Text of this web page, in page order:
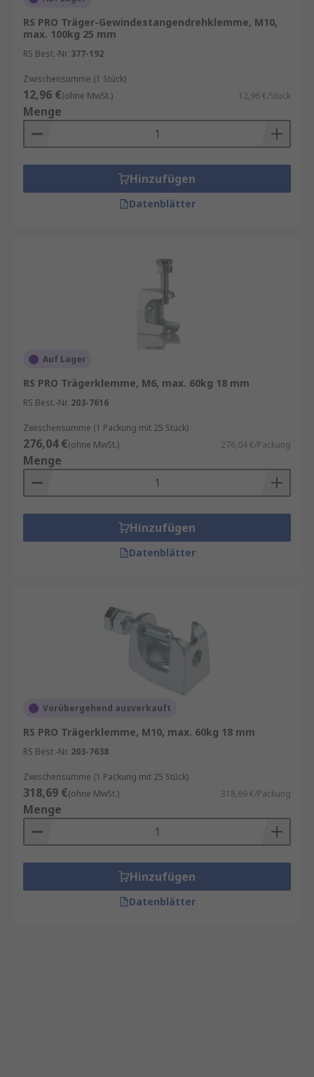
RS PRO Träger-Gewindestangendrehklemme, M10,
max. 100kg 25 mm
RS Best.-Nr. 377-192
Zwischensumme (1 Stück)
12,96 €(ohne MwSt.) 12,96 €/Stück
Menge
Hinzufügen
Datenblätter
Auf Lager
RS PRO Trägerklemme, M6, max. 60kg 18 mm
RS Best.-Nr. 203-7616
Zwischensumme (1 Packung mit 25 Stück)
276,04 €(ohne MwSt.) 276,04 €/Packung
Menge
Hinzufügen
Datenblätter
Vorübergehend ausverkauft
RS PRO Trägerklemme, M10, max. 60kg 18 mm
RS Best.-Nr. 203-7638
Zwischensumme (1 Packung mit 25 Stück)
318,69 €(ohne MwSt.) 318,69 €/Packung
Menge
Hinzufügen
Datenblätter